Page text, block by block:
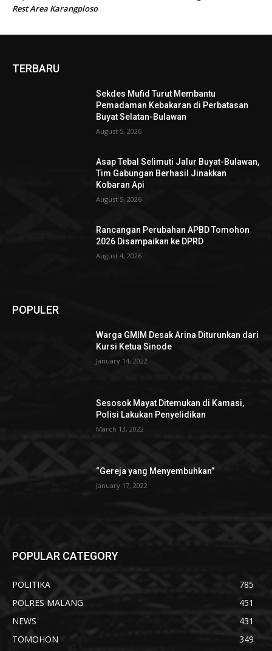
Rest Area Karangploso
TERBARU
Sekdes Mufid Turut Membantu
Pemadaman Kebakaran di Perbatasan
Buyat Selatan-Bulawan
August 5, 2026
Asap Tebal Selimuti Jalur Buyat-Bulawan,
Tim Gabungan Berhasil Jinakkan
Kobaran Api
August 5, 2026
Rancangan Perubahan APBD Tomohon
2026 Disampaikan ke DPRD
August 4, 2026
POPULER
Warga GMIM Desak Arina Diturunkan dari
Kursi Ketua Sinode
January 14, 2022
Sesosok Mayat Ditemukan di Kamasi,
Polisi Lakukan Penyelidikan
March 13, 2022
“Gereja yang Menyembuhkan”
January 17, 2022
POPULAR CATEGORY
POLITIKA
785
POLRES MALANG
451
NEWS
431
TOMOHON
349